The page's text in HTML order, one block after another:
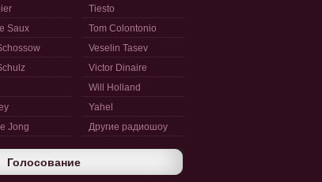
Saux
Jong
Tiesto
Tom Colontonio
Veselin Tasev
Victor Dinaire
Will Holland
Yahel
Другие радиошоу
Голосование